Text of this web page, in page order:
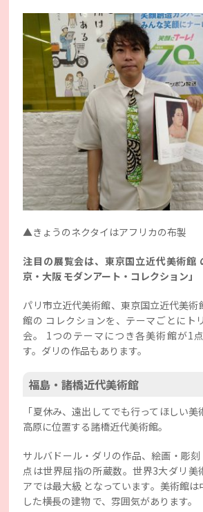
▲きょうのネクタイはアフリカの布製
注目の展覧会は、東京国立近代美術館
京・大阪 モダンアート・コレクション」
パリ市立近代美術館、東京国立近代美術
館の コレクションを、テーマごとにト
会。 1つのテーマにつき各美術館が1
す。ダリの作品もあります。
福島・諸橋近代美術館
「夏休み、遠出してでも行ってほしい
高原に位置する諸橋近代美術館。
サルバドール・ダリの作品、絵画・彫
点は世界屈指の所蔵数。世界3大ダリ美
アでは最大級 となっています。美術館
した横長の建物 で、雰囲気があります。